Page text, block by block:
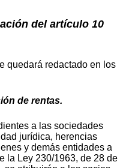
del artículo 10
quedará redactado en los
de rentas.
a las sociedades
jurídica, herencias
y demás entidades a
la Ley 230/1963, de 28 de